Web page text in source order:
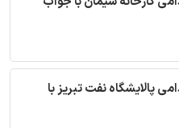
پالایشگاه نفت تبریز با